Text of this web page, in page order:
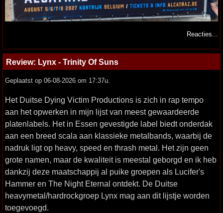
Reacties...
Review: Lynx - Trinity Of Suns
Geplaatst op 06-08-2026 om 17:37u.
Het Duitse Dying Victim Productions is zich in rap tempo
aan het opwerken in mijn lijst van meest gewaardeerde
platenlabels. Het in Essen gevestigde label biedt onderdak
aan een breed scala aan klassieke metalbands, waarbij de
nadruk ligt op heavy, speed en thrash metal. Het zijn geen
grote namen, maar de kwaliteit is meestal geborgd en ik heb
dankzij deze maatschappij al puike groepen als Lucifer's
Hammer en The Night Eternal ontdekt. De Duitse
heavymetal/hardrockgroep Lynx mag aan dit lijstje worden
toegevoegd.